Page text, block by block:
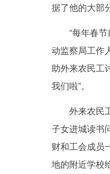
据了他的大部
“每年春节
动监察局工作
助外来农民工
我们啦”。
外来农民工
子女进城读书
财和工会成员
地的附近学校